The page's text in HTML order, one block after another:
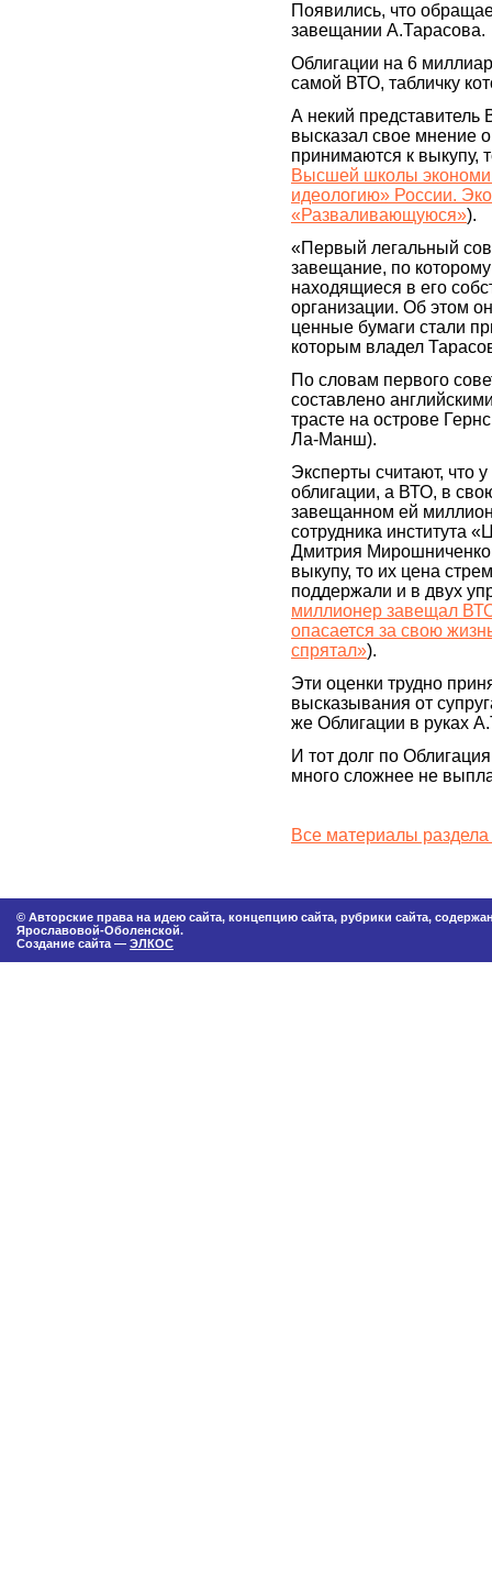
Появились, что
завещании А.Тарасова.
Облигации на 6
самой ВТО, табличку
А некий
высказал свое мнение
принимаются к выкупу,
Высшей школы
идеологию» России.
«Разваливающуюся»).
«Первый легальный
завещание, по
находящиеся в его
организации. Об этом
ценные бумаги стали
которым владел
По словам первого
составлено
трасте на острове
Ла-Манш).
Эксперты считают, что
облигации, а ВТО, в
завещанном ей
сотрудника института
Дмитрия
выкупу, то их цена
поддержали и в двух
миллионер завещал
опасается за свою
спрятал»).
Эти оценки трудно
высказывания от
же Облигации в руках
И тот долг по
много сложнее не
Все материалы
© Авторские права на идею сайта, концепцию сайта, рубрики сайта,
Ярославовой-Оболенской.
Создание сайта — ЭЛКОС